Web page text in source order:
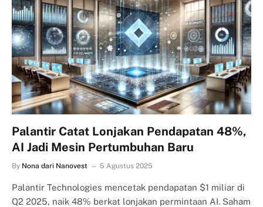
Palantir Catat Lonjakan Pendapatan 48%,
AI Jadi Mesin Pertumbuhan Baru
By Nona dari Nanovest 5 Agustus 2025
Palantir Technologies mencetak pendapatan $1 miliar di
Q2 2025, naik 48% berkat lonjakan permintaan AI. Saham